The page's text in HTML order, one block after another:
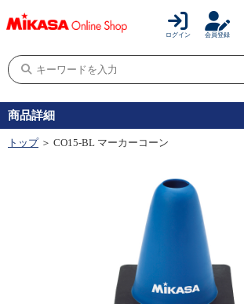
ログイン 会員登録
商品詳細
トップ＞ CO15-BL マーカーコーン